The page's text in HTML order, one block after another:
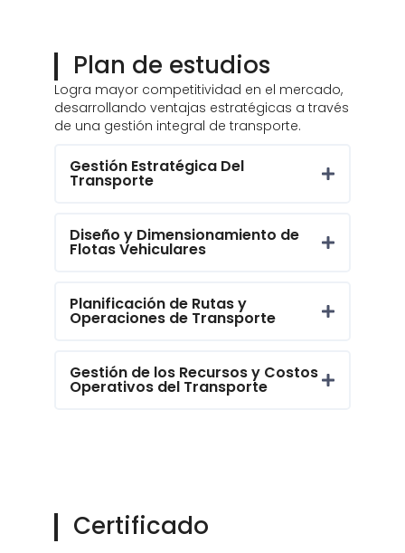
Plan de estudios
Logra mayor competitividad en el mercado,
desarrollando ventajas estratégicas a través
de una gestión integral de transporte.
Gestión Estratégica Del
Transporte
Diseño y Dimensionamiento de
Flotas Vehiculares
Planificación de Rutas y
Operaciones de Transporte
Gestión de los Recursos y Costos
Operativos del Transporte
Certificado